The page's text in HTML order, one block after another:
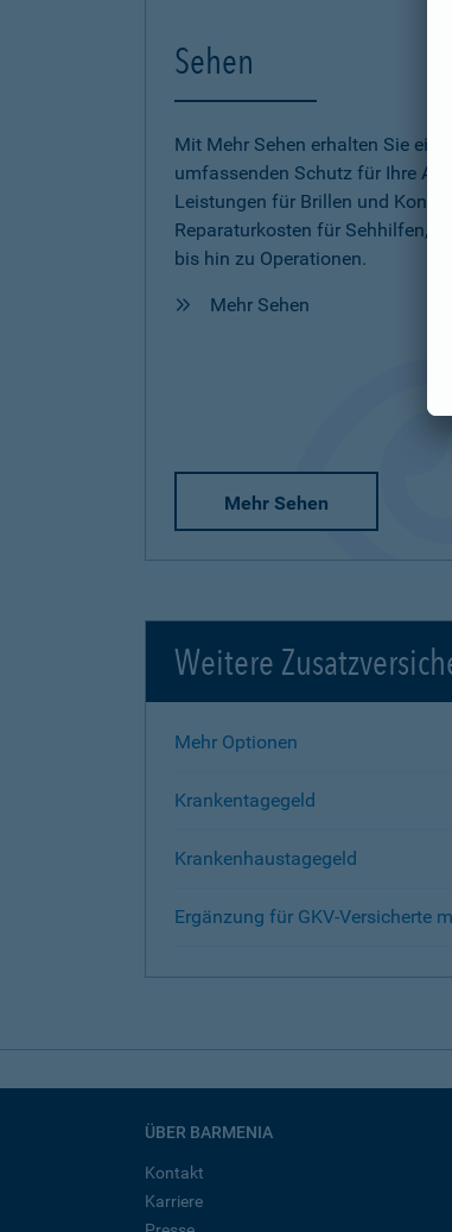
Sehen
Mit Mehr Sehen erhalten Sie
umfassenden Schutz für Ihre
Leistungen für Brillen und
Reparaturkosten für Sehhilfen,
bis hin zu Operationen.
Mehr Sehen
Mehr Sehen
Weitere
Mehr Optionen
Krankentagegeld
Krankenhaustagegeld
Ergänzung für GKV-Versicherte
ÜBER BARMENIA
Kontakt
Karriere